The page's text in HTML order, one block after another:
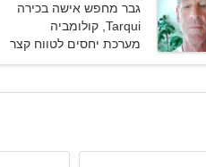
גבר מחפש אישה בכירה
Tarqui, קולומביה
מערכת יחסים לטווח קצר